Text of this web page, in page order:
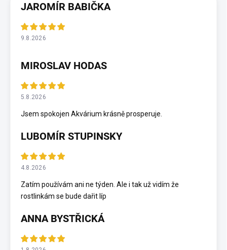
JAROMÍR BABIČKA
9.8.2026
MIROSLAV HODAS
5.8.2026
Jsem spokojen Akvárium krásně prosperuje.
LUBOMÍR STUPINSKY
4.8.2026
Zatím používám ani ne týden. Ale i tak už vidím že
rostlinkám se bude dařit líp
ANNA BYSTŘICKÁ